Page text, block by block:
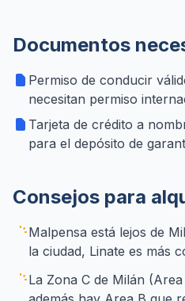
Documentos
Permiso de conducir
necesitan permiso
Tarjeta de crédito a
para el depósito de
Consejos para
Malpensa está lejos de
la ciudad, Linate es más
La Zona C de Milán